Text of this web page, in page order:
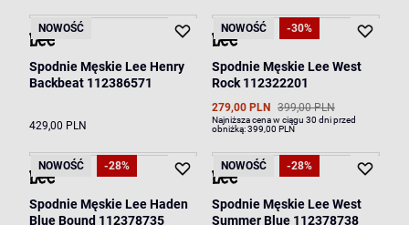
NOWOŚĆ
Spodnie Męskie Lee Henry
Backbeat 112386571
429,00 PLN
NOWOŚĆ -30%
Spodnie Męskie Lee West
Rock 112322201
279,00 PLN 399,00 PLN
Najniższa cena w ciągu 30 dni przed
obniżką:399,00 PLN
NOWOŚĆ -28%
Spodnie Męskie Lee Haden
Blue Bound 112378735
NOWOŚĆ -28%
Spodnie Męskie Lee West
Summer Blue 112378738